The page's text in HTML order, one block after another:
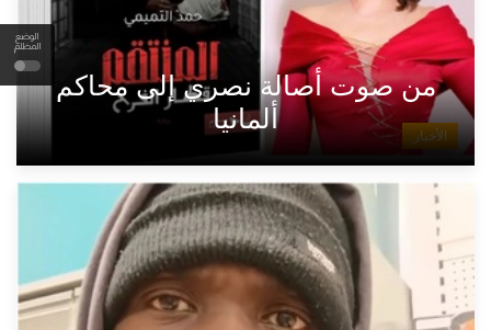
الوضع
المظلم
الأخبار
من صوت أصالة نصري إلى محاكم
ألمانيا